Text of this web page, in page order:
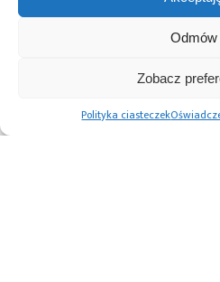
Odmów
Zobacz
Polityka ciasteczek
normę IPC-A-630A
prezentują
architekturę
pamięci masowej
PCIe® Gen 6